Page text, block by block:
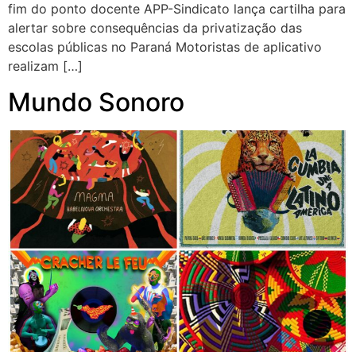
fim do ponto docente APP-Sindicato lança cartilha para
alertar sobre consequências da privatização das
escolas públicas no Paraná Motoristas de aplicativo
realizam […]
Mundo Sonoro